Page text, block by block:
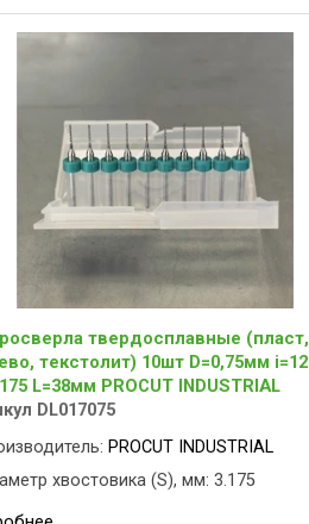
твердосплавные (пласт,
текстолит) 10шт D=0,75мм i=12
L=38мм PROCUT INDUSTRIAL
DL017075
PROCUT INDUSTRIAL
хвостовика (S), мм: 3.175